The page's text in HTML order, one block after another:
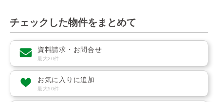
チェックした物件をまとめて
資料請求・お問合せ
最大20件
お気に入りに追加
最大50件